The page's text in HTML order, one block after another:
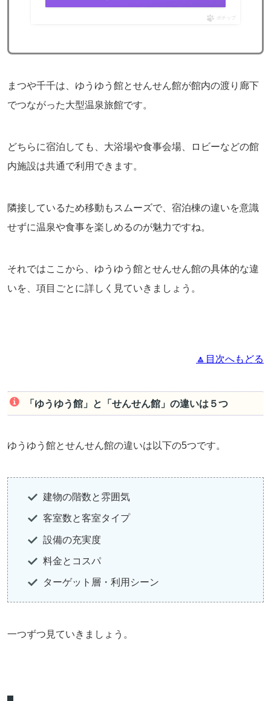
ポチップ
まつや千千は、ゆうゆう館とせんせん館が館内の渡り廊下
でつながった大型温泉旅館です。
どちらに宿泊しても、大浴場や食事会場、ロビーなどの館
内施設は共通で利用できます。
隣接しているため移動もスムーズで、宿泊棟の違いを意識
せずに温泉や食事を楽しめるのが魅力ですね。
それではここから、ゆうゆう館とせんせん館の具体的な違
いを、項目ごとに詳しく見ていきましょう。
🔼目次へもどる
「ゆうゆう館」と「せんせん館」の違いは５つ
ゆうゆう館とせんせん館の違いは以下の5つです。
建物の階数と雰囲気
客室数と客室タイプ
設備の充実度
料金とコスパ
ターゲット層・利用シーン
一つずつ見ていきましょう。